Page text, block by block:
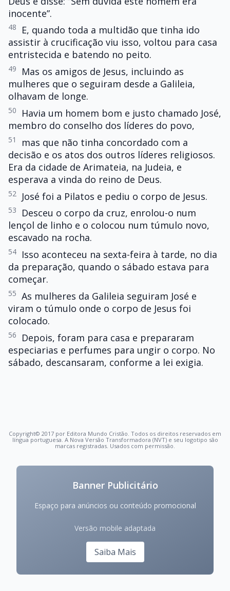
inocente”.
48
E, quando toda a multidão que tinha ido
assistir à crucificação viu isso, voltou para casa
entristecida e batendo no peito.
49
Mas os amigos de Jesus, incluindo as
mulheres que o seguiram desde a Galileia,
olhavam de longe.
50
Havia um homem bom e justo chamado José,
membro do conselho dos líderes do povo,
51
mas que não tinha concordado com a
decisão e os atos dos outros líderes religiosos.
Era da cidade de Arimateia, na Judeia, e
esperava a vinda do reino de Deus.
52 José foi a Pilatos e pediu o corpo de Jesus.
53
Desceu o corpo da cruz, enrolou-o num
lençol de linho e o colocou num túmulo novo,
escavado na rocha.
54
Isso aconteceu na sexta-feira à tarde, no dia
da preparação, quando o sábado estava para
começar.
55 As mulheres da Galileia seguiram José e
viram o túmulo onde o corpo de Jesus foi
colocado.
56
Depois, foram para casa e prepararam
especiarias e perfumes para ungir o corpo. No
sábado, descansaram, conforme a lei exigia.
Copyright© 2017 por Editora Mundo Cristão. Todos os direitos reservados em
língua portuguesa. A Nova Versão Transformadora (NVT) e seu logotipo são
marcas registradas. Usados com permissão.
Banner Publicitário
Espaço para anúncios ou conteúdo promocional
Versão mobile adaptada
Saiba Mais